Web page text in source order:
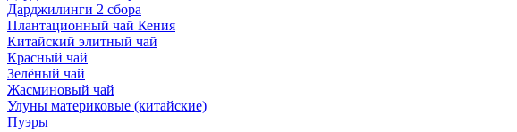
Дарджилинги 2 сбора
Плантационный чай Кения
Китайский элитный чай
Красный чай
Зелёный чай
Жасминовый чай
Улуны материковые (китайские)
Пуэры